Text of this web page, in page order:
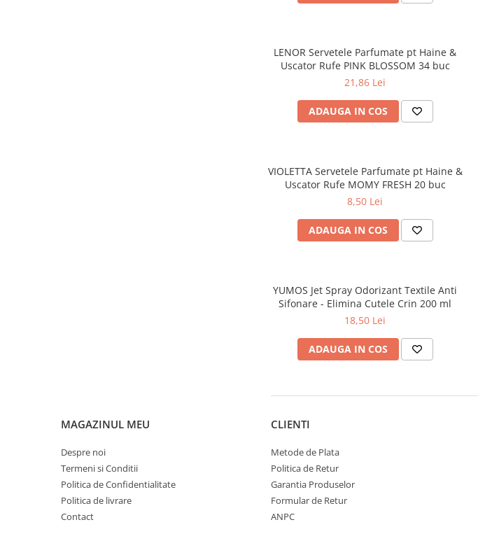
Ingrijire copii
Odorizante
Aer Conditionat
LENOR Servetele Parfumate pt Haine &
Uscator Rufe PINK BLOSSOM 34 buc
21,86 Lei
ADAUGA IN COS
VIOLETTA Servetele Parfumate pt Haine &
Uscator Rufe MOMY FRESH 20 buc
8,50 Lei
ADAUGA IN COS
YUMOS Jet Spray Odorizant Textile Anti
Sifonare - Elimina Cutele Crin 200 ml
18,50 Lei
ADAUGA IN COS
MAGAZINUL MEU
Despre noi
Termeni si Conditii
Politica de Confidentialitate
Politica de livrare
Contact
CLIENTI
Metode de Plata
Politica de Retur
Garantia Produselor
Formular de Retur
ANPC